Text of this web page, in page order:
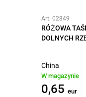
Art: 02849
RÓŻOWA
DOLNYCH
China
W magazynie
0,65 eur